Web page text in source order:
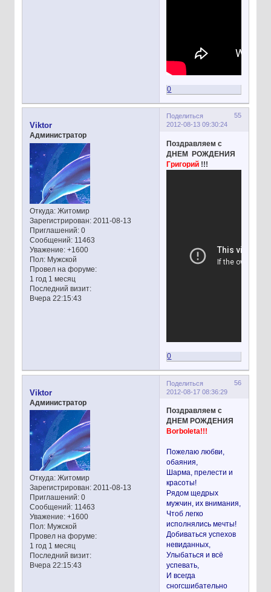
0
Поделиться
55
2012-08-13 09:30:24
Viktor
Администратор
Откуда:Житомир
Зарегистрирован: 2011-08-13
Приглашений:0
Сообщений:11463
Уважение: +1600
Пол:Мужской
Провел на форуме:
1 год 1 месяц
Последний визит:
Вчера 22:15:43
Поздравляем с
ДНЕМ РОЖДЕНИЯ
Григорий !!!
0
Поделиться
56
2012-08-17 08:36:29
Viktor
Администратор
Откуда:Житомир
Зарегистрирован: 2011-08-13
Приглашений:0
Сообщений:11463
Уважение: +1600
Пол:Мужской
Провел на форуме:
1 год 1 месяц
Последний визит:
Вчера 22:15:43
Поздравляем с
ДНЕМ РОЖДЕНИЯ
Borboleta!!!
Пожелаю любви,
обаяния,
Шарма, прелести и
красоты!
Рядом щедрых
мужчин, их внимания,
Чтоб легко
исполнялись мечты!
Добиваться успехов
невиданных,
Улыбаться и всё
успевать,
И всегда
сногсшибательно